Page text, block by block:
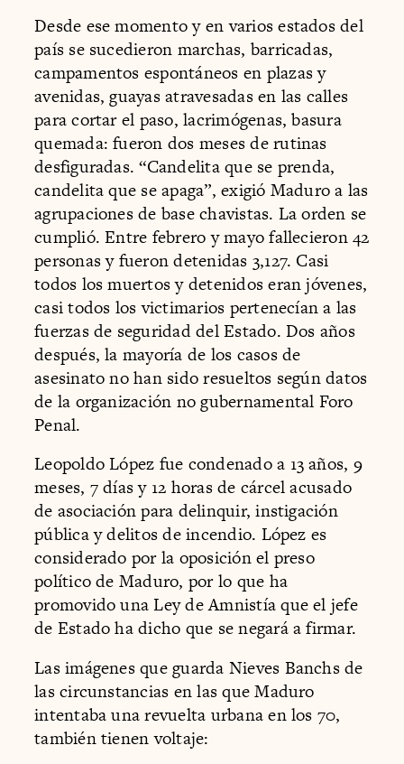
Desde ese momento y en varios estados del
país se sucedieron marchas, barricadas,
campamentos espontáneos en plazas y
avenidas, guayas atravesadas en las calles
para cortar el paso, lacrimógenas, basura
quemada: fueron dos meses de rutinas
desfiguradas. “Candelita que se prenda,
candelita que se apaga”, exigió Maduro a las
agrupaciones de base chavistas. La orden se
cumplió. Entre febrero y mayo fallecieron 42
personas y fueron detenidas 3,127. Casi
todos los muertos y detenidos eran jóvenes,
casi todos los victimarios pertenecían a las
fuerzas de seguridad del Estado. Dos años
después, la mayoría de los casos de
asesinato no han sido resueltos según datos
de la organización no gubernamental Foro
Penal.
Leopoldo López fue condenado a 13 años, 9
meses, 7 días y 12 horas de cárcel acusado
de asociación para delinquir, instigación
pública y delitos de incendio. López es
considerado por la oposición el preso
político de Maduro, por lo que ha
promovido una Ley de Amnistía que el jefe
de Estado ha dicho que se negará a firmar.
Las imágenes que guarda Nieves Banchs de
las circunstancias en las que Maduro
intentaba una revuelta urbana en los 70,
también tienen voltaje: